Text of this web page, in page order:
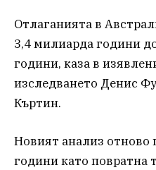
Отлаганията в
3,4 милиарда години
години, каза в
изследването Денис
Къртин.
Новият анализ отново
години като повратна